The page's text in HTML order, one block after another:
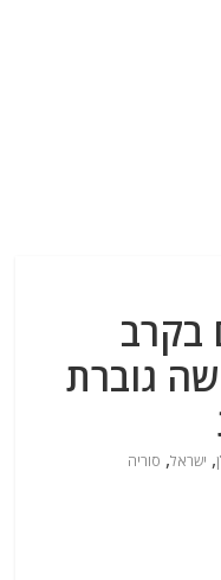
בקרב
גוברת
, ישראל, סוריה